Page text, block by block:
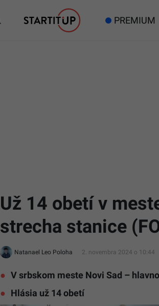
PREMIUM
Už 14 obetí v
strecha stanice
Natanael Leo Poloha 2. novembra 2024 o 10:44
V srbskom meste Novi Sad –
Hlásia už 14 obetí